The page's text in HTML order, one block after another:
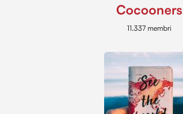
Cocooners
11.337 membri